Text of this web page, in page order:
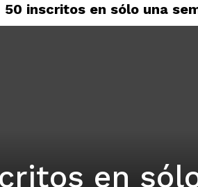
50 inscritos en sólo una
en